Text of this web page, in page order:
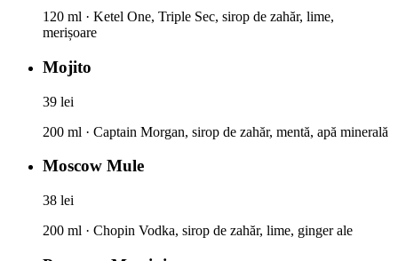
120 ml · Ketel One, Triple Sec, sirop de zahăr, lime,
merișoare
Mojito
39 lei
200 ml · Captain Morgan, sirop de zahăr, mentă, apă minerală
Moscow Mule
38 lei
200 ml · Chopin Vodka, sirop de zahăr, lime, ginger ale